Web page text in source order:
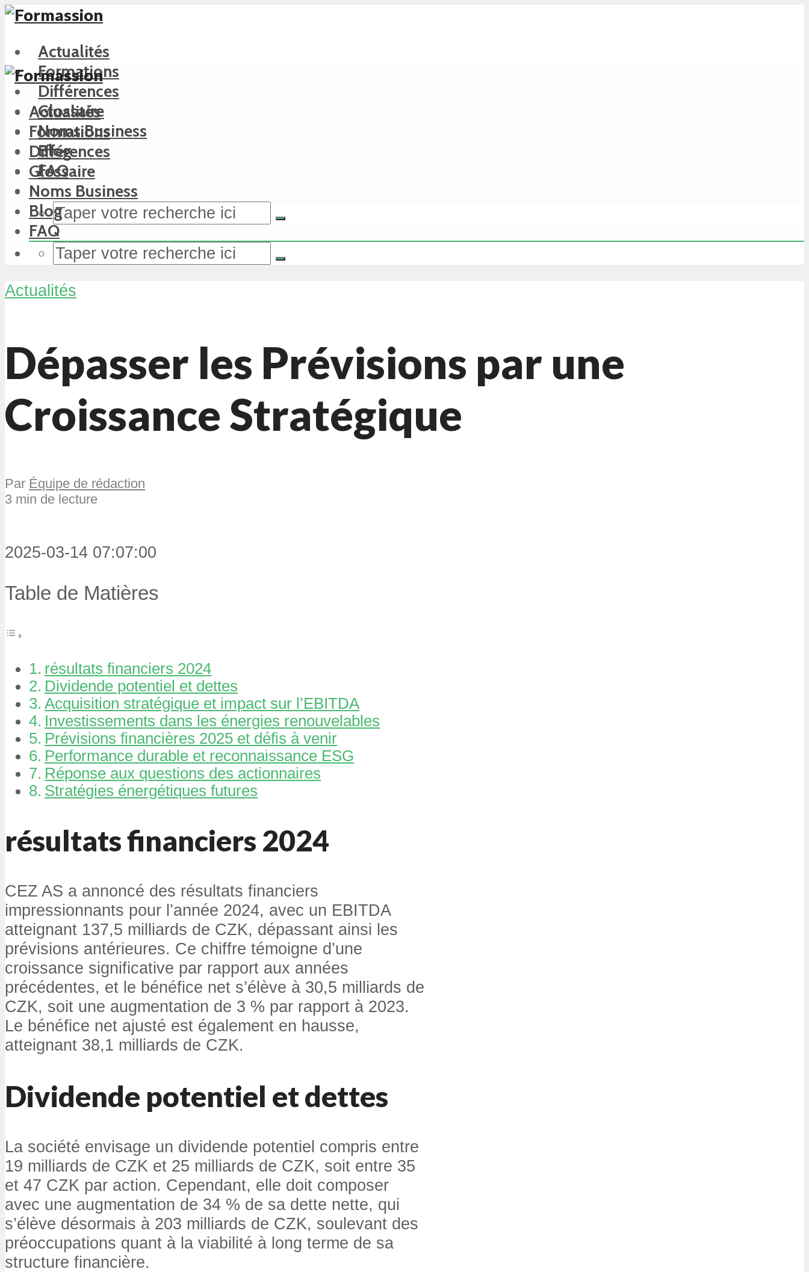
Actualités
Formations
Différences
Glossaire
Noms Business
Blog
FAQ
Actualités
Formations
Différences
Glossaire
Noms Business
Blog
FAQ
Actualités
Dépasser les Prévisions par une
Croissance Stratégique
Par Équipe de rédaction
3 min de lecture
2025-03-14 07:07:00
Table de Matières
résultats financiers 2024
Dividende potentiel et dettes
Acquisition stratégique et impact sur l’EBITDA
Investissements dans les énergies renouvelables
Prévisions financières 2025 et défis à venir
Performance durable et reconnaissance ESG
Réponse aux questions des actionnaires
Stratégies énergétiques futures
résultats financiers 2024
CEZ AS a annoncé des résultats financiers
impressionnants pour l’année 2024, avec un EBITDA
atteignant 137,5 milliards de CZK, dépassant ainsi les
prévisions antérieures. Ce chiffre témoigne d’une
croissance significative par rapport aux années
précédentes, et le bénéfice net s’élève à 30,5 milliards de
CZK, soit une augmentation de 3 % par rapport à 2023.
Le bénéfice net ajusté est également en hausse,
atteignant 38,1 milliards de CZK.
Dividende potentiel et dettes
La société envisage un dividende potentiel compris entre
19 milliards de CZK et 25 milliards de CZK, soit entre 35
et 47 CZK par action. Cependant, elle doit composer
avec une augmentation de 34 % de sa dette nette, qui
s’élève désormais à 203 milliards de CZK, soulevant des
préoccupations quant à la viabilité à long terme de sa
structure financière.